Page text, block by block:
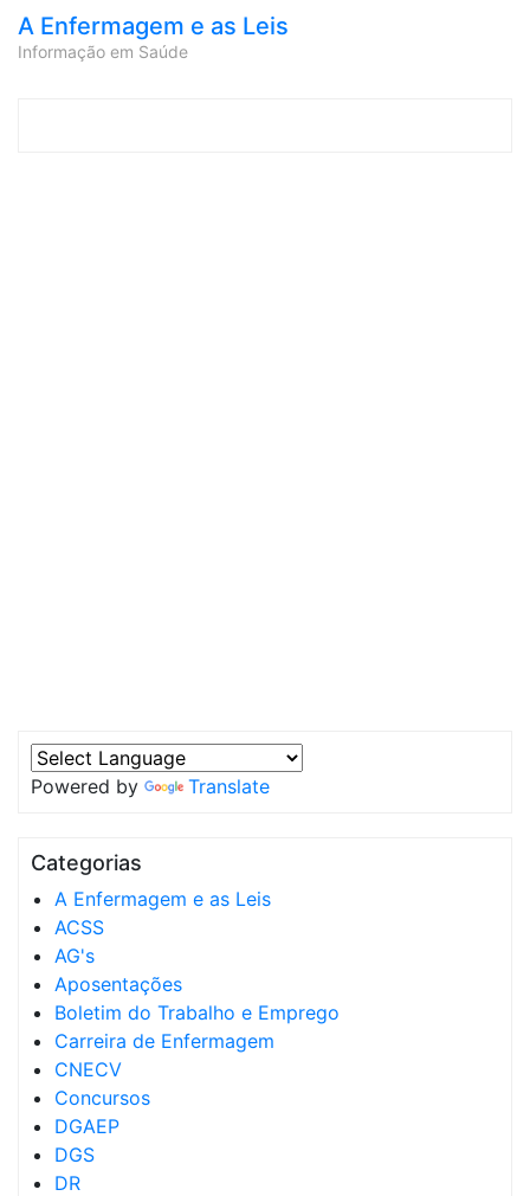
A Enfermagem e as Leis
Informação em Saúde
Powered by Translate
Categorias
A Enfermagem e as Leis
ACSS
AG's
Aposentações
Boletim do Trabalho e Emprego
Carreira de Enfermagem
CNECV
Concursos
DGAEP
DGS
DR